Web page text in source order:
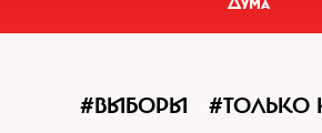
#ВЫБОРЫ #ТОЛЬКО